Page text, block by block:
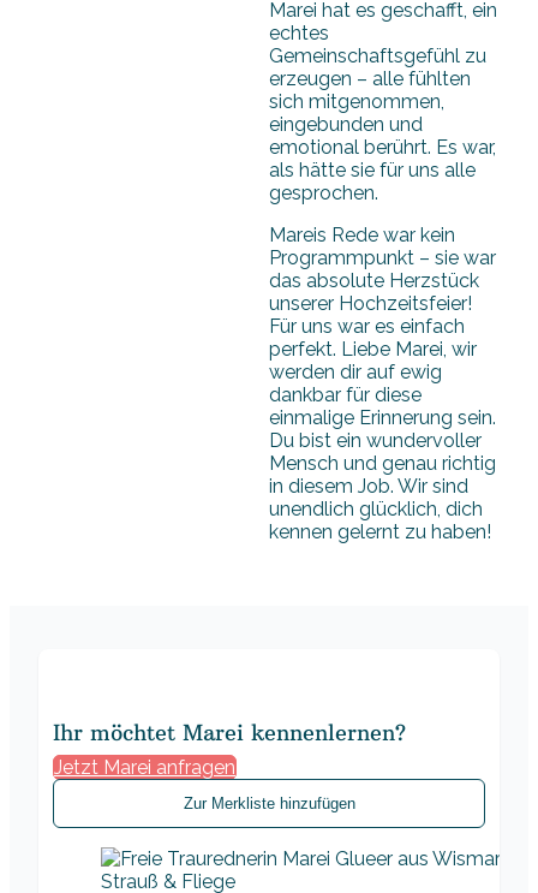
Marei hat es geschafft, ein
echtes
Gemeinschaftsgefühl zu
erzeugen – alle fühlten
sich mitgenommen,
eingebunden und
emotional berührt. Es war,
als hätte sie für uns alle
gesprochen.
Mareis Rede war kein
Programmpunkt – sie war
das absolute Herzstück
unserer Hochzeitsfeier!
Für uns war es einfach
perfekt. Liebe Marei, wir
werden dir auf ewig
dankbar für diese
einmalige Erinnerung sein.
Du bist ein wundervoller
Mensch und genau richtig
in diesem Job. Wir sind
unendlich glücklich, dich
kennen gelernt zu haben!
Ihr möchtet Marei kennenlernen?
Jetzt Marei anfragen
Zur Merkliste hinzufügen